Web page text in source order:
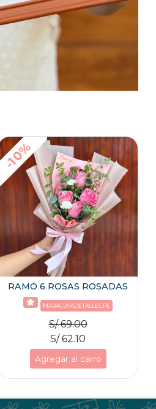
-10%
RAMO 6 ROSAS ROSADAS
MARACUYADETALLES.PE
S/ 69.00
S/ 62.10
Agregar al carro